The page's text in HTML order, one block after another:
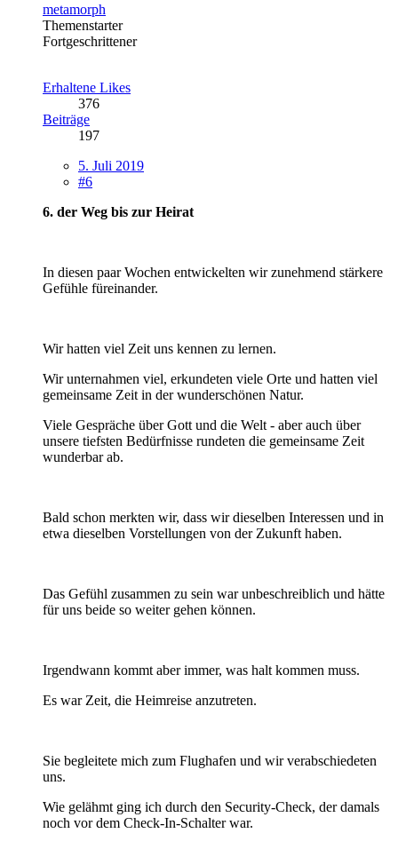
metamorph
Themenstarter
Fortgeschrittener
Erhaltene Likes
376
Beiträge
197
5. Juli 2019
#6
6. der Weg bis zur Heirat
In diesen paar Wochen entwickelten wir zunehmend stärkere
Gefühle füreinander.
Wir hatten viel Zeit uns kennen zu lernen.
Wir unternahmen viel, erkundeten viele Orte und hatten viel
gemeinsame Zeit in der wunderschönen Natur.
Viele Gespräche über Gott und die Welt - aber auch über
unsere tiefsten Bedürfnisse rundeten die gemeinsame Zeit
wunderbar ab.
Bald schon merkten wir, dass wir dieselben Interessen und in
etwa dieselben Vorstellungen von der Zukunft haben.
Das Gefühl zusammen zu sein war unbeschreiblich und hätte
für uns beide so weiter gehen können.
Irgendwann kommt aber immer, was halt kommen muss.
Es war Zeit, die Heimreise anzutreten.
Sie begleitete mich zum Flughafen und wir verabschiedeten
uns.
Wie gelähmt ging ich durch den Security-Check, der damals
noch vor dem Check-In-Schalter war.